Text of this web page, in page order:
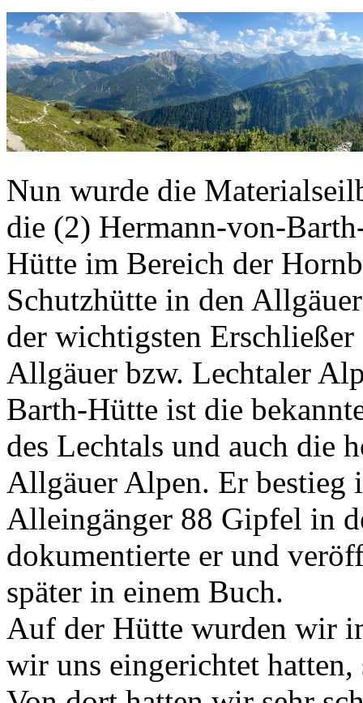
Nun wurde die
die (2) Hermann-von-
Hütte im Bereich der
Schutzhütte in den
der wichtigsten
Allgäuer bzw. Lechtaler
Barth-Hütte ist die
des Lechtals und auch die
Allgäuer Alpen. Er bestieg
Alleingänger 88 Gipfel in
dokumentierte er und
später in einem Buch.
Auf der Hütte wurden wir
wir uns eingerichtet hatten,